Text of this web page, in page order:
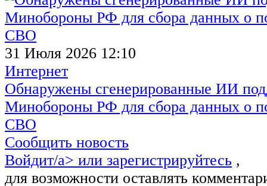
31 Июля 2026 12:10
Интернет
Обнаружены сгенерированные ИИ
Минобороны РФ для сбора данных о
СВО
Сообщить новость
Войдит/a> или зарегистрируйтесь ,
для возможности оставлять